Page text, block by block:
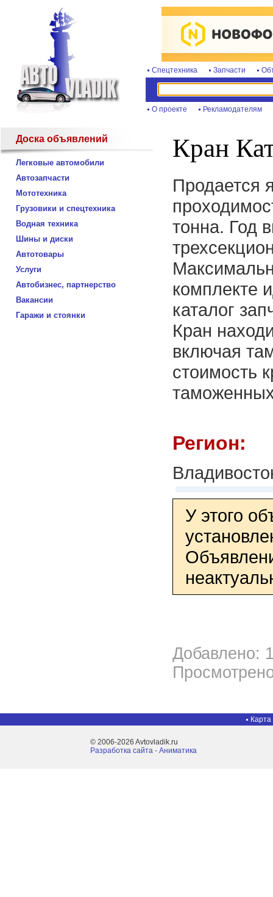
Спецтехника Запчасти
О проекте Рекламодателям
Доска объявлений
Легковые автомобили
Автозапчасти
Мототехника
Грузовики и спецтехника
Водная техника
Шины и диски
Автотовары
Услуги
Автобизнес, партнерство
Вакансии
Гаражи и стоянки
Кран
Продается
тонна. Год
комплекте
каталог
Кран
включая
стоимость
Регион:
У этого
Добавлено:
Карта
© 2006-2026 Avtovladik.ru
Разработка сайта - Aниматика